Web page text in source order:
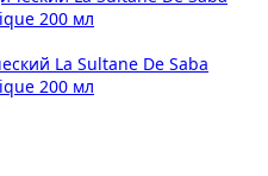
La Sultane De Saba
200 мл